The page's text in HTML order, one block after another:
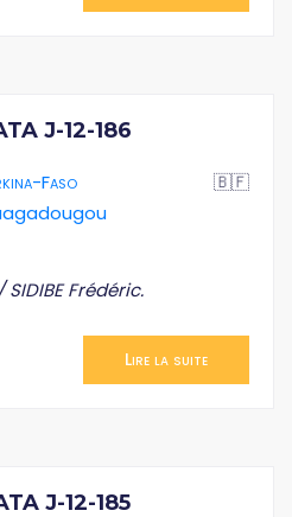
J-12-186
Faso
🇧🇫
Frédéric.
Lire la suite
J-12-185